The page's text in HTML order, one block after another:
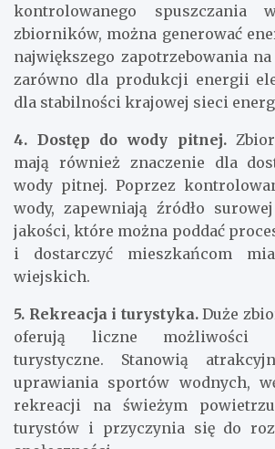
kontrolowanego
zbiorników, można generować
największego zapotrzebowania
zarówno dla produkcji energii
dla stabilności krajowej sieci
4. Dostęp do wody pitnej.
mają również znaczenie dla
wody pitnej. Poprzez
wody, zapewniają źródło
jakości, które można poddać
i dostarczyć mieszkańcom
wiejskich.
5. Rekreacja i turystyka. Duże
oferują liczne możliwości
turystyczne. Stanowią
uprawiania sportów wodnych,
rekreacji na świeżym
turystów i przyczynia się do